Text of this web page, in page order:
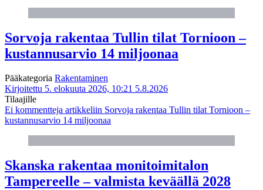
Sorvoja rakentaa Tullin tilat Tornioon –
kustannusarvio 14 miljoonaa
Pääkategoria Rakentaminen
Kirjoitettu 5. elokuuta 2026, 10:21 5.8.2026
Tilaajille
Ei kommentteja artikkeliin Sorvoja rakentaa Tullin tilat Tornioon –
kustannusarvio 14 miljoonaa
Skanska rakentaa monitoimitalon
Tampereelle – valmista keväällä 2028